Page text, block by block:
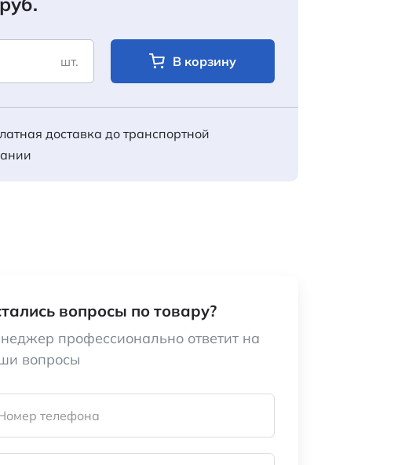
шт. В корзину
доставка до транспортной
вопросы по товару?
профессионально ответит на
вопросы
телефона